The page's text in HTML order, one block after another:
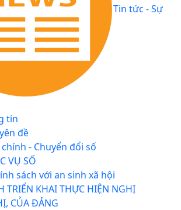
Tin tức - Sự
tin
đề
- Chuyển đổi số
VỤ SỐ
sách với an sinh xã hội
TRIỂN KHAI THỰC HIỆN NGHỊ
CỦA ĐẢNG